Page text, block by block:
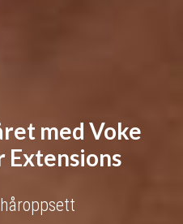
med Voke
Extensions